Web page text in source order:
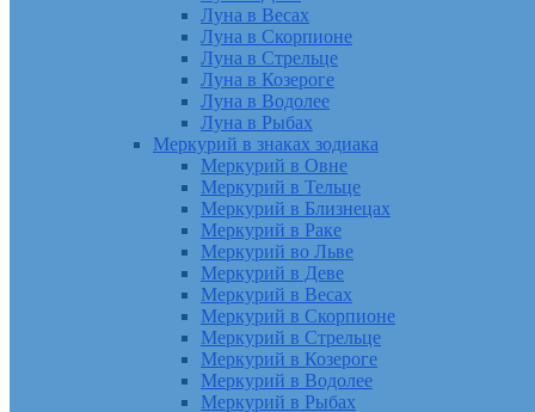
Луна в Весах
Луна в Скорпионе
Луна в Стрельце
Луна в Козероге
Луна в Водолее
Луна в Рыбах
Меркурий в знаках зодиака
Меркурий в Овне
Меркурий в Тельце
Меркурий в Близнецах
Меркурий в Раке
Меркурий во Льве
Меркурий в Деве
Меркурий в Весах
Меркурий в Скорпионе
Меркурий в Стрельце
Меркурий в Козероге
Меркурий в Водолее
Меркурий в Рыбах